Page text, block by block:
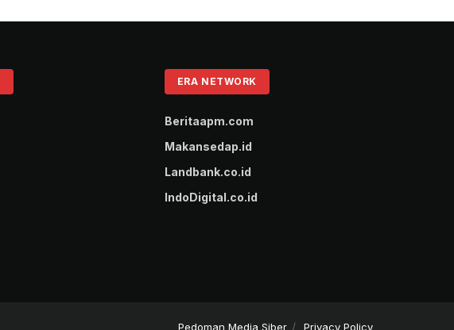
ERA NETWORK
Beritaapm.com
Makansedap.id
Landbank.co.id
IndoDigital.co.id
Pedoman Media Siber Privacy Policy